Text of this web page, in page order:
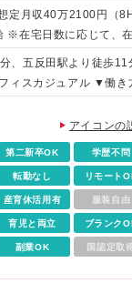
でのご経験に自信がな
※ご経歴をなるべく詳
ムーズです！
月収40万2100円（
※在宅日数に応じて、
、五反田駅より徒歩
ィスカジュアル ▼働き
受動喫煙対策：屋内禁
アイコンの
第二新卒OK 学歴不問
転勤なし リモート
産育休活用有 服装自由
育児と両立 ブランク
副業OK 国認定取